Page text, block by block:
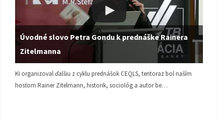
Úvodné slovo Petra Gondu k prednáške Rainera
Zitelmanna
KI organizoval ďalšiu z cyklu prednášok CEQLS, tentoraz bol naším
hosťom Rainer Zitelmann, historik, sociológ a autor be…